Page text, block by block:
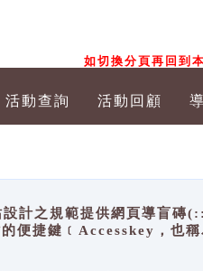
如切換分頁再回到
活動查詢 活動回顧
設計之規範提供網頁導盲
捷鍵﹝Accesskey，也稱